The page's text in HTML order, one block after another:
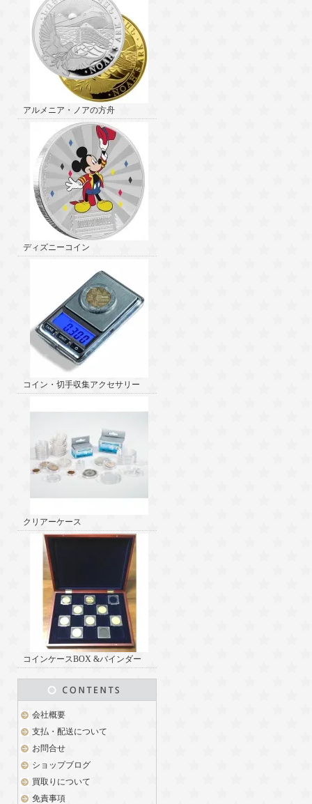
アルメニア・ノアの方舟
ディズニーコイン
コイン・切手収集アクセサリー
クリアーケース
コインケースBOX &バインダー
会社概要
支払・配送について
お問合せ
ショップブログ
買取りについて
免責事項